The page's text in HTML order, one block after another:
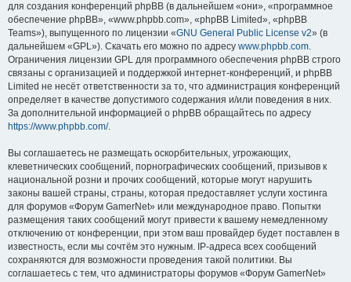
для создания конференций phpBB (в дальнейшем «они», «программное
обеспечение phpBB», «www.phpbb.com», «phpBB Limited», «phpBB
Teams»), выпущенного по лицензии «GNU General Public License v2» (в
дальнейшем «GPL»). Скачать его можно по адресу www.phpbb.com.
Ограничения лицензии GPL для программного обеспечения phpBB строго
связаны с организацией и поддержкой интернет-конференций, и phpBB
Limited не несёт ответственности за то, что администрация конференций
определяет в качестве допустимого содержания и/или поведения в них.
За дополнительной информацией о phpBB обращайтесь по адресу
https://www.phpbb.com/.
Вы соглашаетесь не размещать оскорбительных, угрожающих,
клеветнических сообщений, порнографических сообщений, призывов к
национальной розни и прочих сообщений, которые могут нарушить
законы вашей страны, страны, которая предоставляет услуги хостинга
для форумов «Форум GamerNet» или международное право. Попытки
размещения таких сообщений могут привести к вашему немедленному
отключению от конференции, при этом ваш провайдер будет поставлен в
известность, если мы сочтём это нужным. IP-адреса всех сообщений
сохраняются для возможности проведения такой политики. Вы
соглашаетесь с тем, что администраторы форумов «Форум GamerNet»